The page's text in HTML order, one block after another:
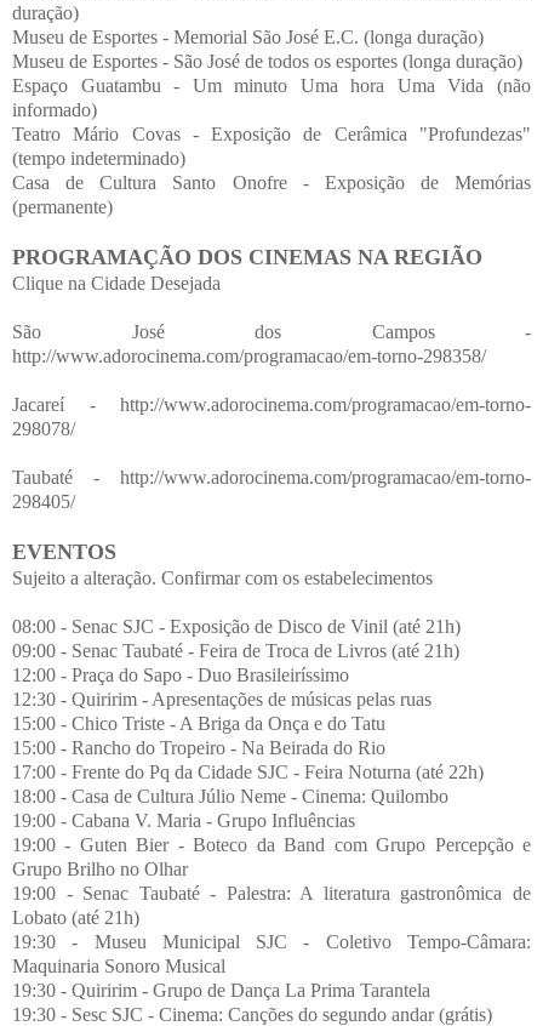
duração)
Museu de Esportes - Memorial São José E.C. (longa duração)
Museu de Esportes - São José de todos os esportes (longa duração)
Espaço Guatambu - Um minuto Uma hora Uma Vida (não
informado)
Teatro Mário Covas - Exposição de Cerâmica "Profundezas"
(tempo indeterminado)
Casa de Cultura Santo Onofre - Exposição de Memórias
(permanente)
PROGRAMAÇÃO DOS CINEMAS NA REGIÃO
Clique na Cidade Desejada
São José dos Campos -
http://www.adorocinema.com/programacao/em-torno-298358/
Jacareí - http://www.adorocinema.com/programacao/em-torno-
298078/
Taubaté - http://www.adorocinema.com/programacao/em-torno-
298405/
EVENTOS
Sujeito a alteração. Confirmar com os estabelecimentos
08:00 - Senac SJC - Exposição de Disco de Vinil (até 21h)
09:00 - Senac Taubaté - Feira de Troca de Livros (até 21h)
12:00 - Praça do Sapo - Duo Brasileiríssimo
12:30 - Quiririm - Apresentações de músicas pelas ruas
15:00 - Chico Triste - A Briga da Onça e do Tatu
15:00 - Rancho do Tropeiro - Na Beirada do Rio
17:00 - Frente do Pq da Cidade SJC - Feira Noturna (até 22h)
18:00 - Casa de Cultura Júlio Neme - Cinema: Quilombo
19:00 - Cabana V. Maria - Grupo Influências
19:00 - Guten Bier - Boteco da Band com Grupo Percepção e
Grupo Brilho no Olhar
19:00 - Senac Taubaté - Palestra: A literatura gastronômica de
Lobato (até 21h)
19:30 - Museu Municipal SJC - Coletivo Tempo-Câmara:
Maquinaria Sonoro Musical
19:30 - Quiririm - Grupo de Dança La Prima Tarantela
19:30 - Sesc SJC - Cinema: Canções do segundo andar (grátis)